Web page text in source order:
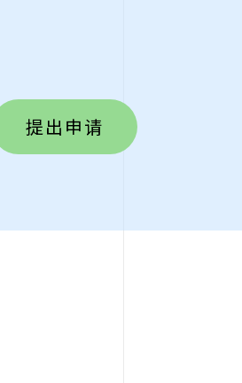
提出申请